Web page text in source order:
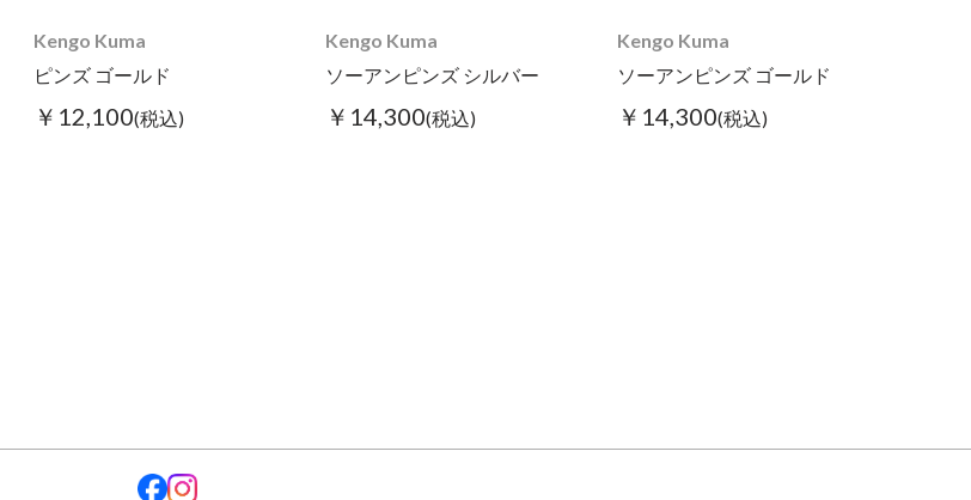
Kengo Kuma
ピンズ ゴールド
￥12,100(税込)
Kengo Kuma
ソーアンピンズ シルバー
￥14,300(税込)
Kengo Kuma
ソーアンピンズ ゴールド
￥14,300(税込)